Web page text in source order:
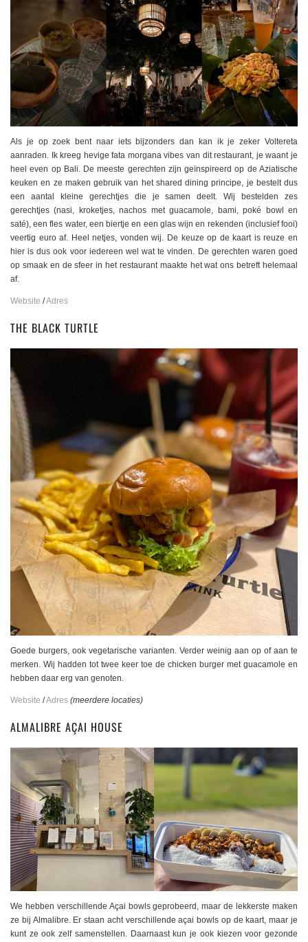
Als je op zoek bent naar iets bijzonders dan kan ik je zeker Voltereta
aanraden. Ik kreeg hevige fata morgana vibes van dit restaurant, je waant je
heel even op Bali. De meeste gerechten zijn geïnspireerd op de Aziatische
keuken en ze maken gebruik van het shared dining principe, je bestelt dus
een aantal kleine gerechtjes die je samen deelt. Wij bestelden zes
gerechtjes (nasi, kroketjes, nachos met guacamole, bami, poké bowl en
saté), een fles water, een biertje en een glas wijn en rekenden (inclusief fooi)
veertig euro af. Heel netjes, vonden wij. De keuze op de kaart is reuze en
hier is dus ook voor iedereen wel wat te vinden. De gerechten waren goed
op smaak en de sfeer in het restaurant maakte het wat ons betreft helemaal
af.
Website /Adres
THE BLACK TURTLE
Goede burgers, ook vegetarische varianten. Verder weinig aan op of aan te
merken. Wij hadden tot twee keer toe de chicken burger met guacamole en
hebben daar erg van genoten.
Website /Adres (meerdere locaties)
ALMALIBRE AÇAI HOUSE
We hebben verschillende Açai bowls geprobeerd, maar de lekkerste maken
ze bij Almalibre. Er staan acht verschillende açai bowls op de kaart, maar je
kunt ze ook zelf samenstellen. Daarnaast kun je ook kiezen voor gezonde